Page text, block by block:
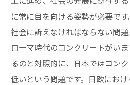
に常に目を向ける姿勢が必要で
社会に訴えなければならない問
ローマ時代のコンクリートがい
るのと対照的に、日本ではコン
低いという問題です。日欧にお